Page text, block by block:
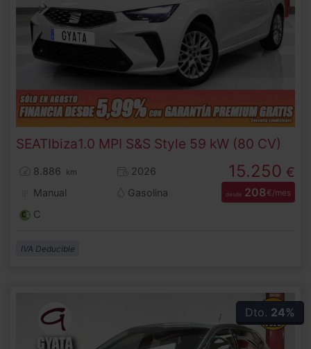
SEATIbiza1.0 MPI S&S Style 59 kW (80 CV)
8.886 km
2026
Manual
Gasolina
C
15.250 €
desde 208€/mes
IVA Deducible
Dto. 24%